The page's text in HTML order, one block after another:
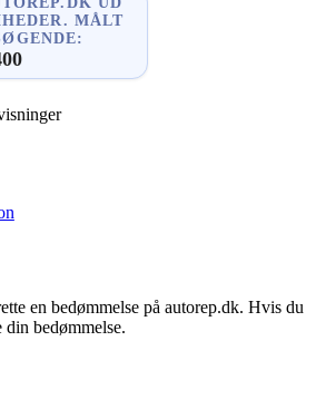
MÅLT
en bedømmelse på autorep.dk. Hvis
din bedømmelse.